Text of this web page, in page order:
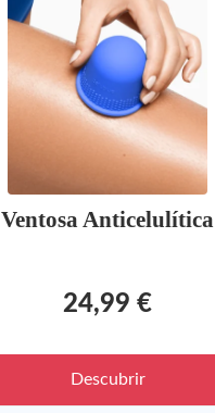
Ventosa Anticelulítica
24,99 €
Descubrir